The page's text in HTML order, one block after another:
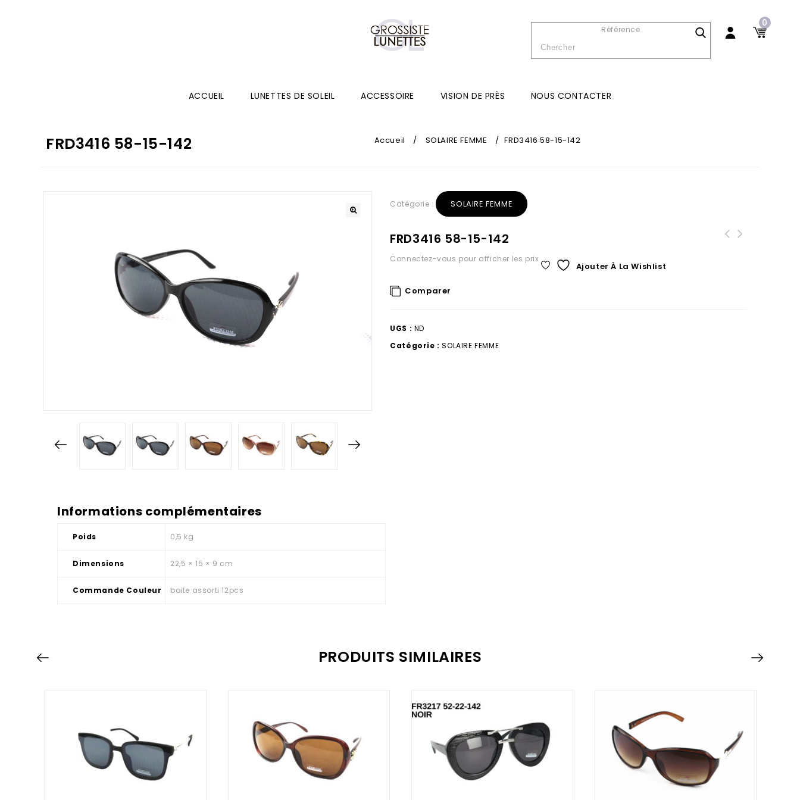
0
Référence
ACCUEIL LUNETTES DE SOLEIL ACCESSOIRE VISION DE PRÈS NOUS CONTACTER
FRD3416 58-15-142 Accueil / SOLAIRE FEMME / FRD3416 58-15-142
Catégorie : SOLAIRE FEMME
FRD3416 58-15-142
Connectez-vous pour afficher les prix
Ajouter À La Wishlist
Comparer
UGS : ND
Catégorie :SOLAIRE FEMME
Informations complémentaires
Poids 0,5 kg
Dimensions 22,5 × 15 × 9 cm
Commande Couleur boite assorti 12pcs
PRODUITS SIMILAIRES